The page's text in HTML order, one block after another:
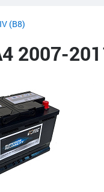
(B8)
2007-